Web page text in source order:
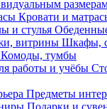
Кровати и
Шкафы,
Комоды, тумбы
Предметы
Подарки и